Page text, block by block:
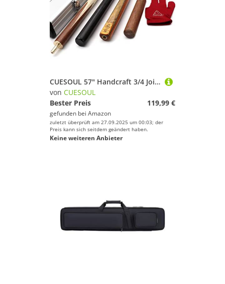
CUESOUL 57" Handcraft 3/4 Jointed Snooker Queues with Mini Butt End Extension Packed in Aluminium Köcher Karella (D304)
von CUESOUL
Bester Preis
119,99 €
gefunden bei Amazon
zuletzt überprüft am 27.09.2025 um 00:03; der
Preis kann sich seitdem geändert haben.
Keine weiteren Anbieter